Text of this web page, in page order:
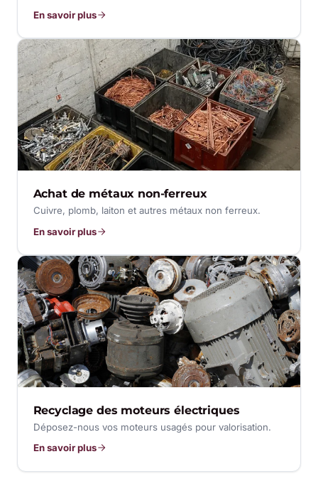
En savoir plus
Achat de métaux non-ferreux
Cuivre, plomb, laiton et autres métaux non ferreux.
En savoir plus
Recyclage des moteurs électriques
Déposez-nous vos moteurs usagés pour valorisation.
En savoir plus